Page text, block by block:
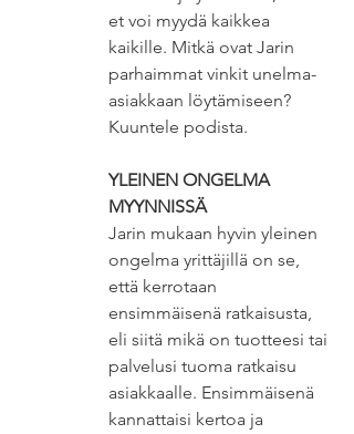
et voi myydä kaikkea
kaikille. Mitkä ovat Jarin
parhaimmat vinkit unelma-
asiakkaan löytämiseen?
Kuuntele podista.
YLEINEN ONGELMA
MYYNNISSÄ
Jarin mukaan hyvin yleinen
ongelma yrittäjillä on se,
että kerrotaan
ensimmäisenä ratkaisusta,
eli siitä mikä on tuotteesi tai
palvelusi tuoma ratkaisu
asiakkaalle. Ensimmäisenä
kannattaisi kertoa ja